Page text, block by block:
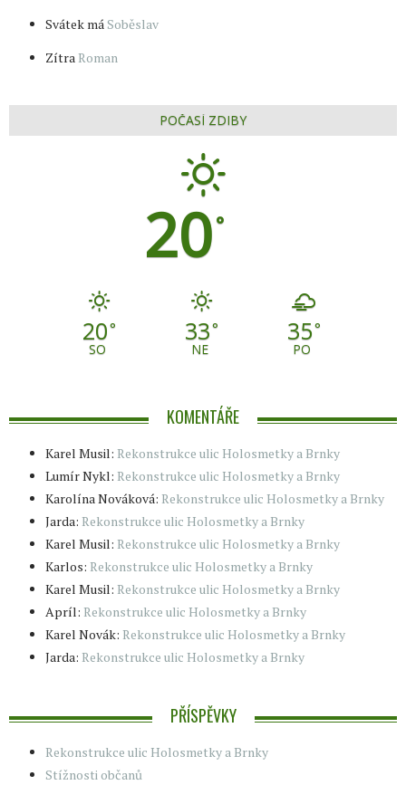
Svátek má Soběslav
ZítraRoman
POČASÍ ZDIBY
20°
20°
SO
33°
NE
35°
PO
KOMENTÁŘE
Karel Musil: Rekonstrukce ulic Holosmetky a Brnky
Lumír Nykl: Rekonstrukce ulic Holosmetky a Brnky
Karolína Nováková: Rekonstrukce ulic Holosmetky a Brnky
Jarda: Rekonstrukce ulic Holosmetky a Brnky
Karel Musil: Rekonstrukce ulic Holosmetky a Brnky
Karlos: Rekonstrukce ulic Holosmetky a Brnky
Karel Musil: Rekonstrukce ulic Holosmetky a Brnky
Apríl: Rekonstrukce ulic Holosmetky a Brnky
Karel Novák: Rekonstrukce ulic Holosmetky a Brnky
Jarda: Rekonstrukce ulic Holosmetky a Brnky
PŘÍSPĚVKY
Rekonstrukce ulic Holosmetky a Brnky
Stížnosti občanů